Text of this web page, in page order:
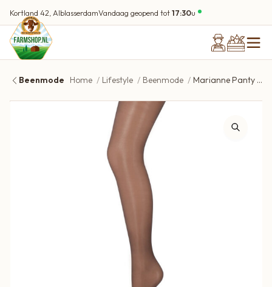
Kortland 42, AlblasserdamVandaag geopend tot17:30u
Beenmode Home Lifestyle Beenmode Marianne Panty 15 Denier – 6750 Singapore L-XL – Zijdeglans